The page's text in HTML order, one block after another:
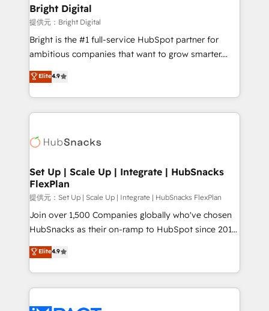
Partner 📆Founded in 1997
and chat agents, predictive automation, and smart
workflows • Salesforce + HubSpot integration •
RevOps and AI-driven sales enablement • Website
design and CMS development • ERP integration: SAP,
and CRM migration from any platform •
Client/member portals built on HubSpot • Custom
WooCommerce, BuilderTrend, and more Experience
the difference — reach out to see how AI + HubSpot
Bright Digital
提供元：Bright Digital
Bright is the #1 full-service HubSpot partner for
ambitious companies that want to grow smarter.
From HubSpot onboarding, to training, from
developing a new website to lead generation and
digital marketing; we do it all (and with great
results)! In short, our services include: - HubSpot
HubSpot development: websites, custom modules,
marketing, advertising, campaigns, content and
design We connect people, data and technology to
improve customer experiences. With our bright
people, exciting ideas and can-do mentality, we
ensure revenue growth on a daily basis. So tell us
team of 100+ experts is ready for you! Driving digital
growth | www.brightdigital.com
Elite4.9
Set Up | Scale Up | Integrate | HubSnacks
FlexPlan
提供元：Set Up | Scale Up | Integrate | HubSnacks FlexPlan
Join over 1,500 Companies globally who've chosen
HubSnacks as their on-ramp to HubSpot since 2014
Simple pay-as-you-go plans that accelerate value...
1️⃣ Set Up | Onboarding New or Check-fixing existing
HubSpot portals 2️⃣ Scale Up | 100% HubSpot Task
Execution... Global 24/7 ... All Experts 3️⃣ Integrate |
Elite4.9